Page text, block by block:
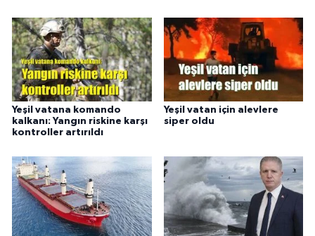
Yeşil vatana komando
kalkanı: Yangın riskine karşı
kontroller artırıldı
Yeşil vatan için alevlere
siper oldu